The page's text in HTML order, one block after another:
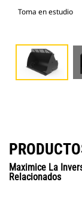
Toma en estudio
Maximice La
Relacionados